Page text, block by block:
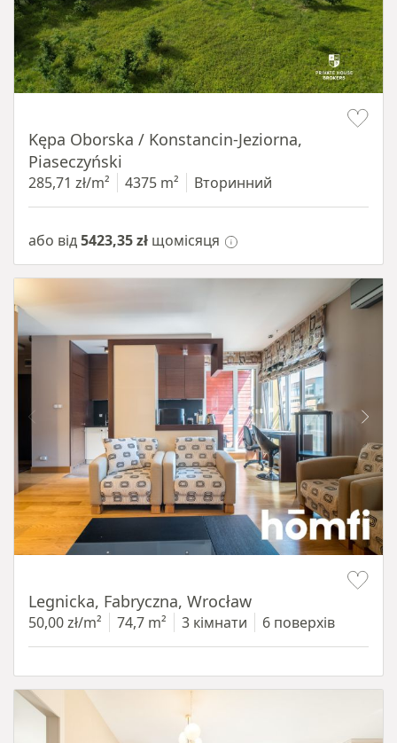
Kępa Oborska / Konstancin-Jeziorna,
Piaseczyński
285,71 zł/m² 4375 m² Вторинний
або від5423,35 zł щомісяця
Legnicka, Fabryczna, Wrocław
50,00 zł/m² 74,7 m² 3 кімнати 6 поверхів